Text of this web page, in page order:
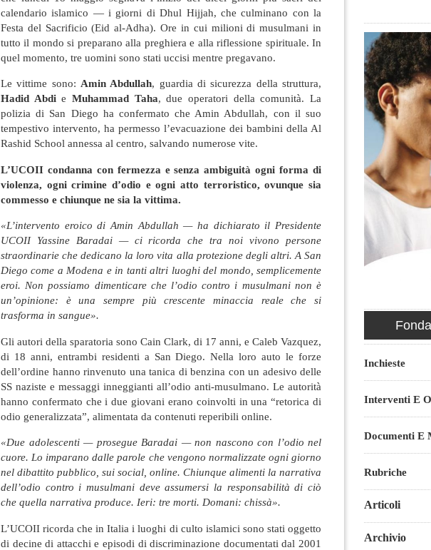
calendario islamico — i giorni di Dhul Hijjah, che culminano con la
Festa del Sacrificio (Eid al-Adha). Ore in cui milioni di musulmani in
tutto il mondo si preparano alla preghiera e alla riflessione spirituale. In
quel momento, tre uomini sono stati uccisi mentre pregavano.
Le vittime sono: Amin Abdullah, guardia di sicurezza della struttura,
Hadid AbdieMuhammad Taha, due operatori della comunità. La
polizia di San Diego ha confermato che Amin Abdullah, con il suo
tempestivo intervento, ha permesso l’evacuazione dei bambini della Al
Rashid School annessa al centro, salvando numerose vite.
L’UCOII condanna con fermezza e senza ambiguità ogni forma di
violenza, ogni crimine d’odio e ogni atto terroristico, ovunque sia
commesso e chiunque ne sia la vittima.
«L’intervento eroico di Amin Abdullah — ha dichiarato il Presidente
UCOII Yassine Baradai — ci ricorda che tra noi vivono persone
straordinarie che dedicano la loro vita alla protezione degli altri. A San
Diego come a Modena e in tanti altri luoghi del mondo, semplicemente
eroi. Non possiamo dimenticare che l’odio contro i musulmani non è
un’opinione: è una sempre più crescente minaccia reale che si
trasforma in sangue».
Gli autori della sparatoria sono Cain Clark, di 17 anni, e Caleb Vazquez,
di 18 anni, entrambi residenti a San Diego. Nella loro auto le forze
dell’ordine hanno rinvenuto una tanica di benzina con un adesivo delle
SS naziste e messaggi inneggianti all’odio anti-musulmano. Le autorità
hanno confermato che i due giovani erano coinvolti in una “retorica di
odio generalizzata”, alimentata da contenuti reperibili online.
«Due adolescenti — prosegue Baradai — non nascono con l’odio nel
cuore. Lo imparano dalle parole che vengono normalizzate ogni giorno
nel dibattito pubblico, sui social, online. Chiunque alimenti la narrativa
dell’odio contro i musulmani deve assumersi la responsabilità di ciò
che quella narrativa produce. Ieri: tre morti. Domani: chissà».
L’UCOII ricorda che in Italia i luoghi di culto islamici sono stati oggetto
di decine di attacchi e episodi di discriminazione documentati dal 2001
Inchieste
Interventi E
Documenti E
Rubriche
Articoli
Archivio